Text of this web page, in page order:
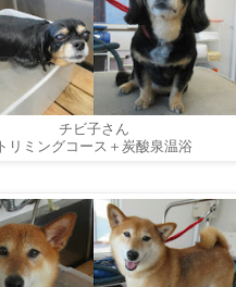
チビ子さん
トリミングコース＋炭酸泉温浴